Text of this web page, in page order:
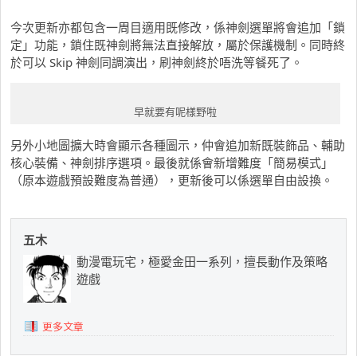
今次更新亦都包含一周目適用既修改，係神劍選單將會追加「鎖
定」功能，鎖住既神劍將無法直接解放，屬於保護機制。同時終
於可以 Skip 神劍同調演出，刷神劍終於唔洗等餐死了。
早就要有呢樣野啦
另外小地圖擴大時會顯示各種圖示，仲會追加新既裝飾品、輔助
核心裝備、神劍排序選項。最後就係會新增難度「簡易模式」
（原本遊戲預設難度為普通），更新後可以係選單自由設換。
五木
動漫電玩宅，極愛金田一系列，擅長動作及策略
遊戲
更多文章